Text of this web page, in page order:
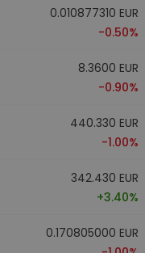
0.010877310 EUR
-0.50%
8.3600 EUR
-0.90%
440.330 EUR
-1.00%
342.430 EUR
+3.40%
0.170805000 EUR